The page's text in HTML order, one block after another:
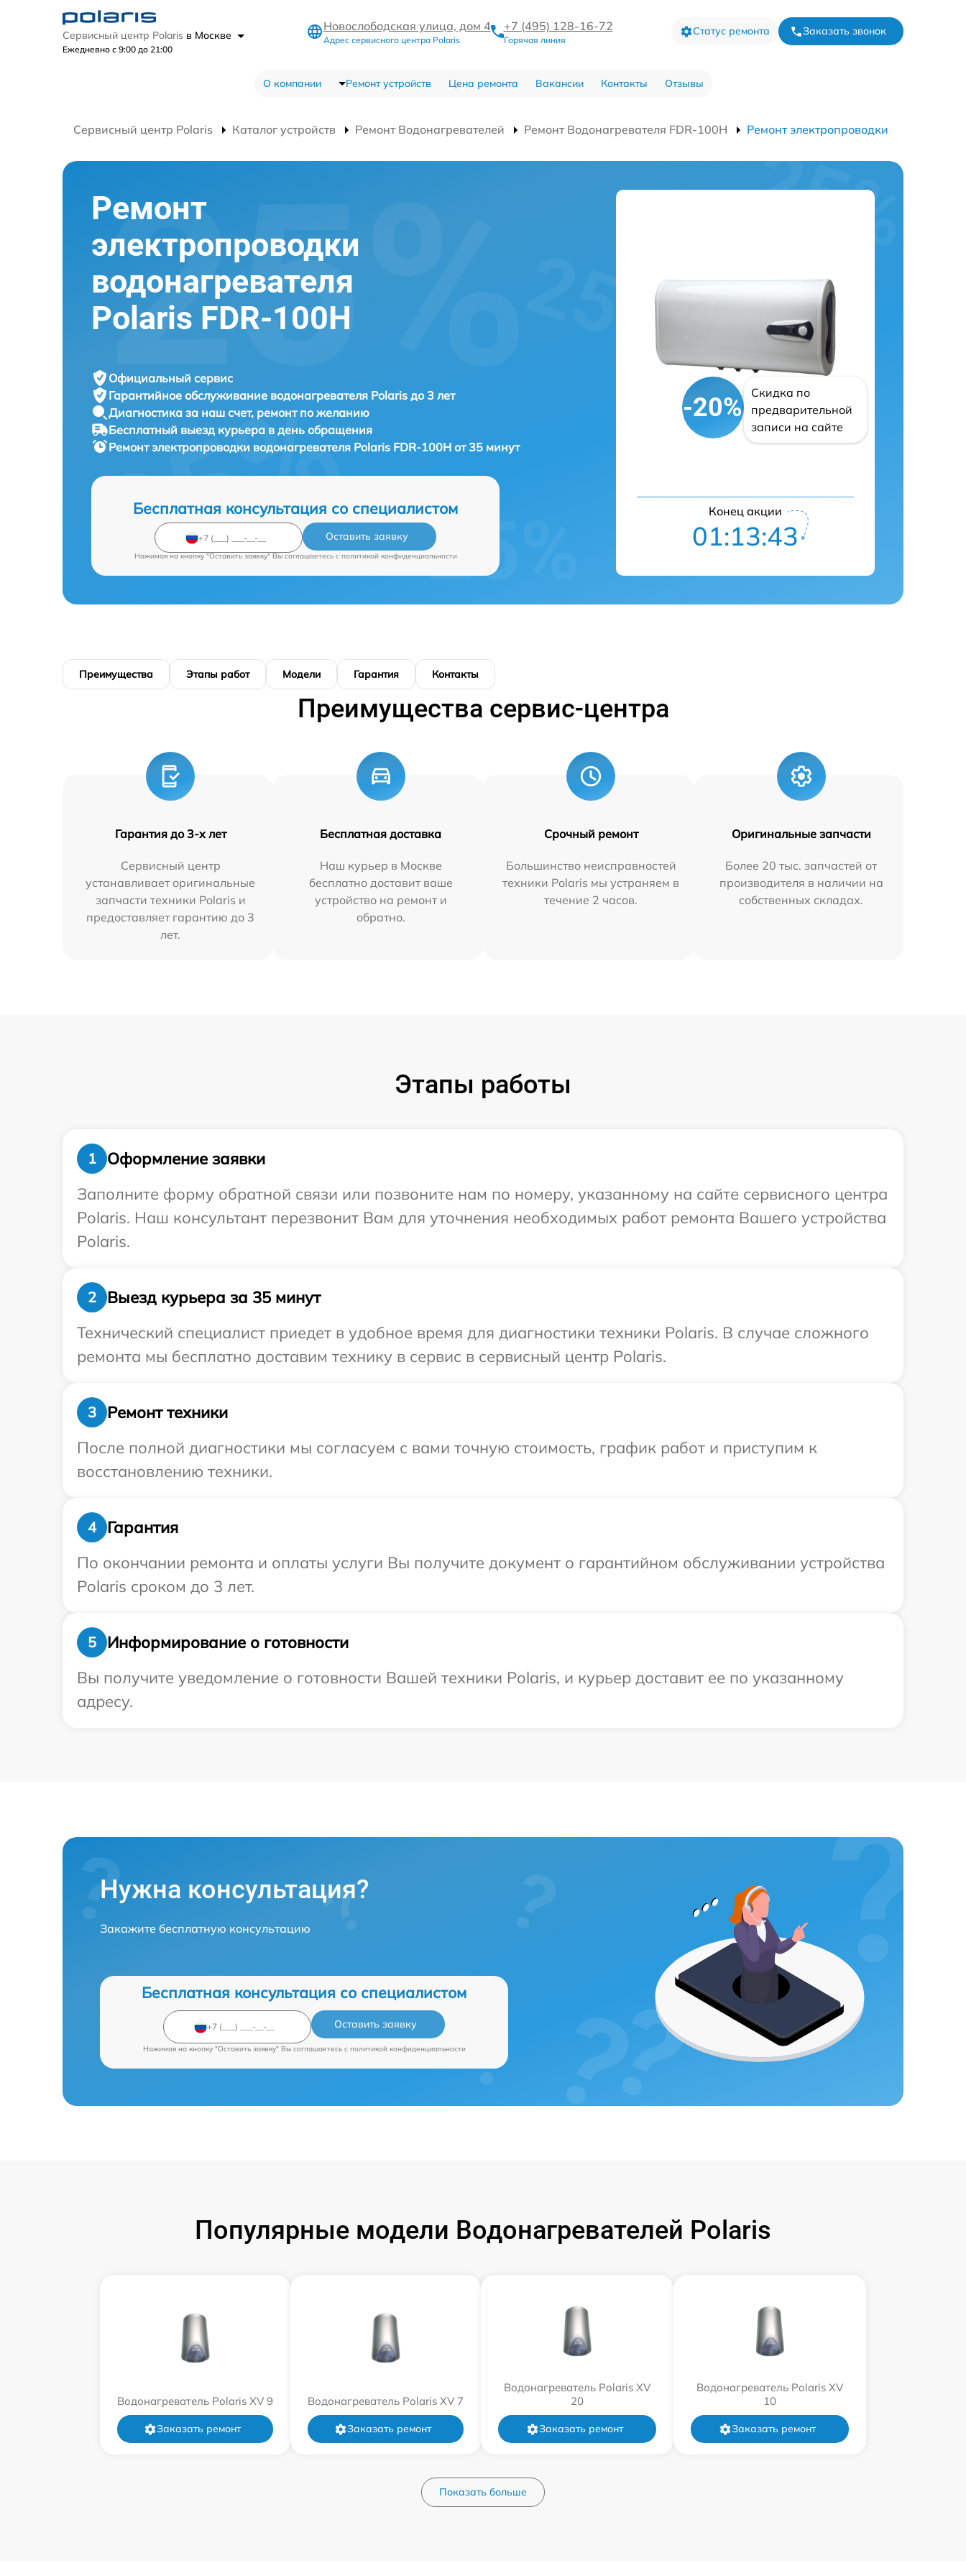
Сервисный центр Polaris в Москве
Ежедневно с 9:00 до 21:00
Новослободская улица, дом 4
Адрес сервисного центра Polaris
+7 (495) 128-16-72
Горячая линия
Статус ремонта Заказать звонок
О компании Ремонт устройств Цена ремонта Вакансии Контакты Отзывы
Сервисный центр Polaris Каталог устройств Ремонт Водонагревателей Ремонт Водонагревателя FDR-100H Ремонт электропроводки
Ремонт
электропроводки
водонагревателя
Polaris FDR-100H
Официальный сервис
Гарантийное обслуживание водонагревателя Polaris до 3 лет
Диагностика за наш счет, ремонт по желанию
Бесплатный выезд курьера в день обращения
Ремонт электропроводки водонагревателя Polaris FDR-100H от 35 минут
Бесплатная консультация со специалистом
Оставить заявку
Нажимая на кнопку "Оставить заявку" Вы соглашаетесь c политикой конфиденциальности
-20%
Скидка по
предварительной
записи на сайте
Конец акции
01:13:42
Преимущества Этапы работ Модели Гарантия Контакты
Преимущества сервис-центра
Гарантия до 3-х лет
Сервисный центр
устанавливает оригинальные
запчасти техники Polaris и
предоставляет гарантию до 3
лет.
Бесплатная доставка
Наш курьер в Москве
бесплатно доставит ваше
устройство на ремонт и
обратно.
Срочный ремонт
Большинство неисправностей
техники Polaris мы устраняем в
течение 2 часов.
Оригинальные запчасти
Более 20 тыс. запчастей от
производителя в наличии на
собственных складах.
Этапы работы
1
Оформление заявки
Заполните форму обратной связи или позвоните нам по номеру, указанному на сайте сервисного центра
Polaris. Наш консультант перезвонит Вам для уточнения необходимых работ ремонта Вашего устройства
Polaris.
2
Выезд курьера за 35 минут
Технический специалист приедет в удобное время для диагностики техники Polaris. В случае сложного
ремонта мы бесплатно доставим технику в сервис в сервисный центр Polaris.
3
Ремонт техники
После полной диагностики мы согласуем с вами точную стоимость, график работ и приступим к
восстановлению техники.
4
Гарантия
По окончании ремонта и оплаты услуги Вы получите документ о гарантийном обслуживании устройства
Polaris сроком до 3 лет.
5
Информирование о готовности
Вы получите уведомление о готовности Вашей техники Polaris, и курьер доставит ее по указанному
адресу.
Нужна консультация?
Закажите бесплатную консультацию
Бесплатная консультация со специалистом
Оставить заявку
Нажимая на кнопку "Оставить заявку" Вы соглашаетесь c политикой конфиденциальности
Популярные модели Водонагревателей Polaris
Водонагреватель Polaris XV 9
Заказать ремонт
Водонагреватель Polaris XV 7
Заказать ремонт
Водонагреватель Polaris XV
20
Заказать ремонт
Водонагреватель Polaris XV
10
Заказать ремонт
Показать больше